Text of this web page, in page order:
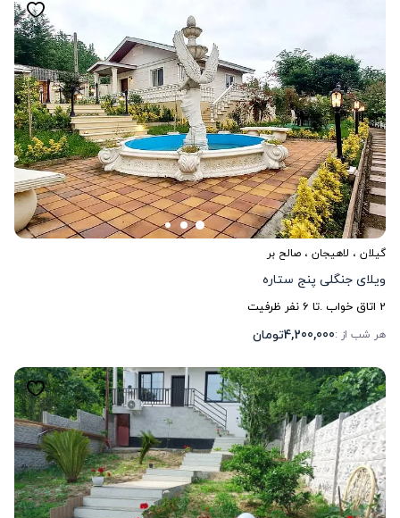
گیلان ، لاهیجان ، صالح بر
ویلای جنگلی پنج ستاره
2 اتاق خواب .تا 6نفر ظرفیت
هر شب از :4,200,000تومان